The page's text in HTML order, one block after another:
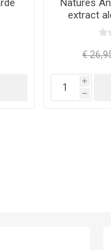
Natures
extract
€
i
h